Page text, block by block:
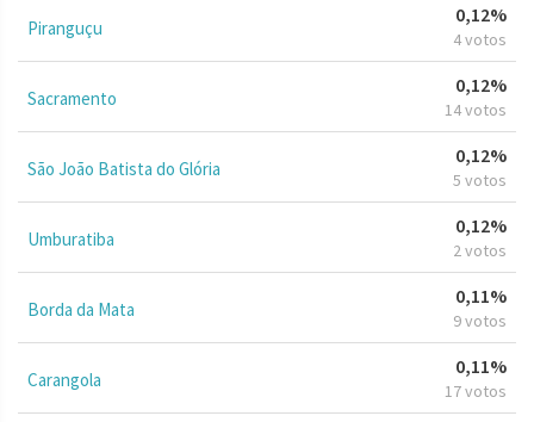
Piranguçu
0,12%
4 votos
Sacramento
0,12%
14 votos
São João Batista do Glória
0,12%
5 votos
Umburatiba
0,12%
2 votos
Borda da Mata
0,11%
9 votos
Carangola
0,11%
17 votos